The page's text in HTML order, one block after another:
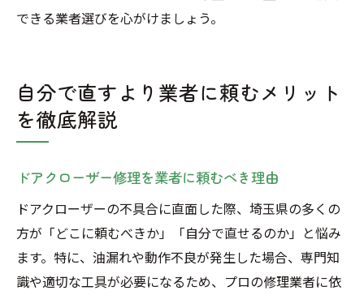
できる業者選びを心がけましょう。
自分で直すより業者に頼むメリット
を徹底解説
ドアクローザー修理を業者に頼むべき理由
ドアクローザーの不具合に直面した際、埼玉県の多くの
方が「どこに頼むべきか」「自分で直せるのか」と悩み
ます。特に、油漏れや動作不良が発生した場合、専門知
識や適切な工具が必要になるため、プロの修理業者に依